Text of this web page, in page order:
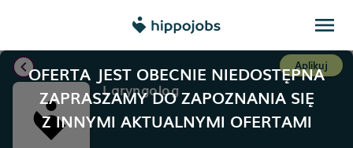
menu
OFERTA JEST OBECNIE NIEDOSTĘPNA
ZAPRASZAMY DO ZAPOZNANIA SIĘ
Z INNYMI AKTUALNYMI OFERTAMI
chevron_left Aplikuj
Laryngolog